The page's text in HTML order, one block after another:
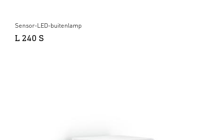
Sensor-LED-buitenlamp
L 240 S